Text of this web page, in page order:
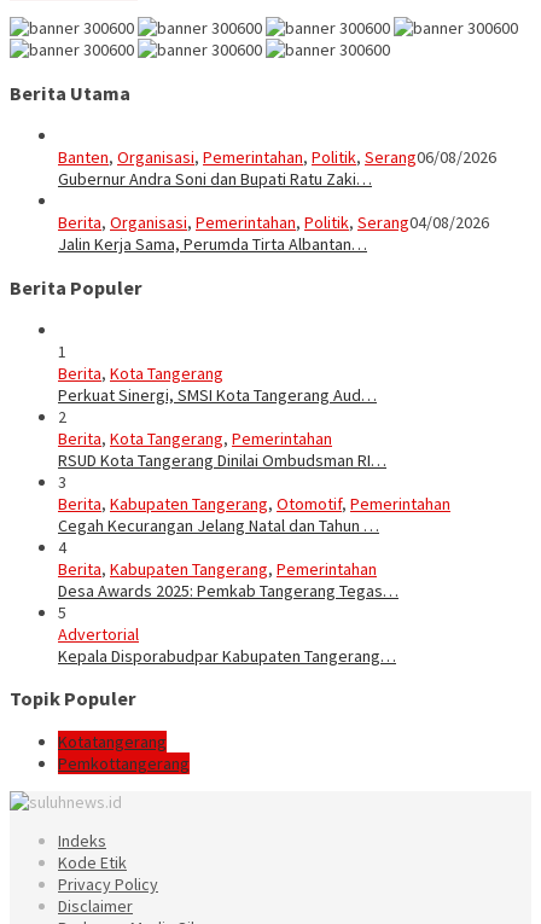
Berita Utama
Banten, Organisasi, Pemerintahan, Politik, Serang06/08/2026
Gubernur Andra Soni dan Bupati Ratu Zaki…
Berita, Organisasi, Pemerintahan, Politik, Serang04/08/2026
Jalin Kerja Sama, Perumda Tirta Albantan…
Berita Populer
1
Berita, Kota Tangerang
Perkuat Sinergi, SMSI Kota Tangerang Aud…
2
Berita, Kota Tangerang, Pemerintahan
RSUD Kota Tangerang Dinilai Ombudsman RI…
3
Berita, Kabupaten Tangerang, Otomotif, Pemerintahan
Cegah Kecurangan Jelang Natal dan Tahun …
4
Berita, Kabupaten Tangerang, Pemerintahan
Desa Awards 2025: Pemkab Tangerang Tegas…
5
Advertorial
Kepala Disporabudpar Kabupaten Tangerang…
Topik Populer
Kotatangerang
Pemkottangerang
Indeks
Kode Etik
Privacy Policy
Disclaimer